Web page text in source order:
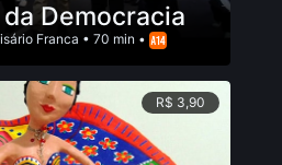
Democracia
Franca • 70 min •
R$ 3,90